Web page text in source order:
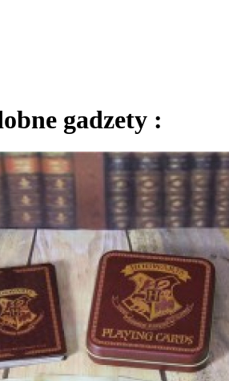
gadzety :